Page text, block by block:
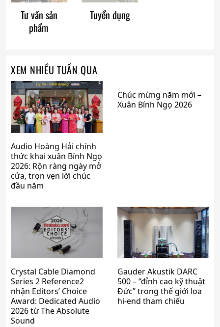
Tư vấn sản
phẩm
Tuyển dụng
XEM NHIỀU TUẦN QUA
Audio Hoàng Hải chính
thức khai xuân Bính Ngọ
2026: Rộn ràng ngày mở
cửa, trọn vẹn lời chúc
đầu năm
Chúc mừng năm mới –
Xuân Bính Ngọ 2026
Crystal Cable Diamond
Series 2 Reference2
nhận Editors’ Choice
Award: Dedicated Audio
2026 từ The Absolute
Sound
Gauder Akustik DARC
500 – “đỉnh cao kỹ thuật
Đức” trong thế giới loa
hi-end tham chiếu